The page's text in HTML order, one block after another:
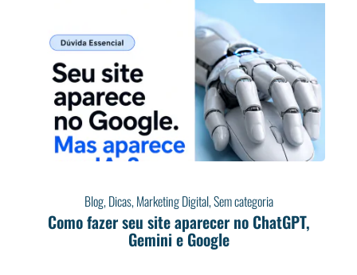
Blog,Dicas,Marketing Digital,Sem categoria
Como fazer seu site aparecer no ChatGPT,
Gemini e Google